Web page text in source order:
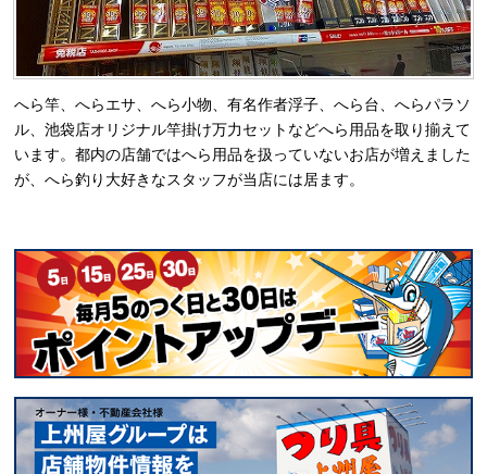
へら竿、へらエサ、へら小物、有名作者浮子、へら台、へらパラソ
ル、池袋店オリジナル竿掛け万力セットなどへら用品を取り揃えて
います。都内の店舗ではへら用品を扱っていないお店が増えました
が、へら釣り大好きなスタッフが当店には居ます。